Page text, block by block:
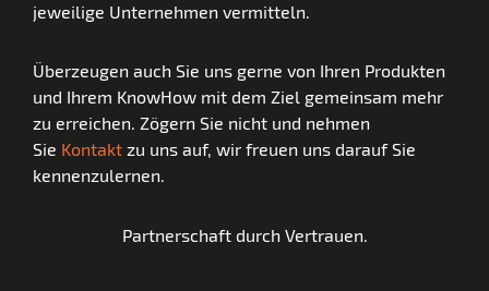
jeweilige Unternehmen vermitteln.
Überzeugen auch Sie uns gerne von Ihren Produkten
und Ihrem KnowHow mit dem Ziel gemeinsam mehr
zu erreichen. Zögern Sie nicht und nehmen
Sie Kontakt zu uns auf, wir freuen uns darauf Sie
kennenzulernen.
Partnerschaft durch Vertrauen.